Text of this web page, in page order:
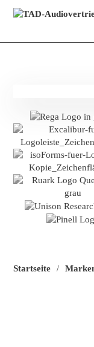
Menü überspringen
Startseite /